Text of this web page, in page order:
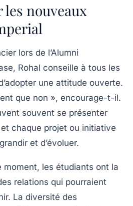
nouveaux
lors de l’Alumni
Rohal conseille à tous les
une attitude ouverte.
que non », encourage-t-il.
souvent se présenter
chaque projet ou initiative
et d’évoluer.
moment, les étudiants ont la
relations qui pourraient
La diversité des